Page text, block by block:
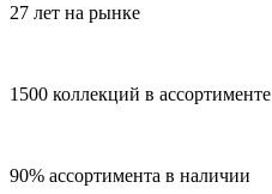
27 лет на рынке
1500 коллекций в ассортименте
90% ассортимента в наличии